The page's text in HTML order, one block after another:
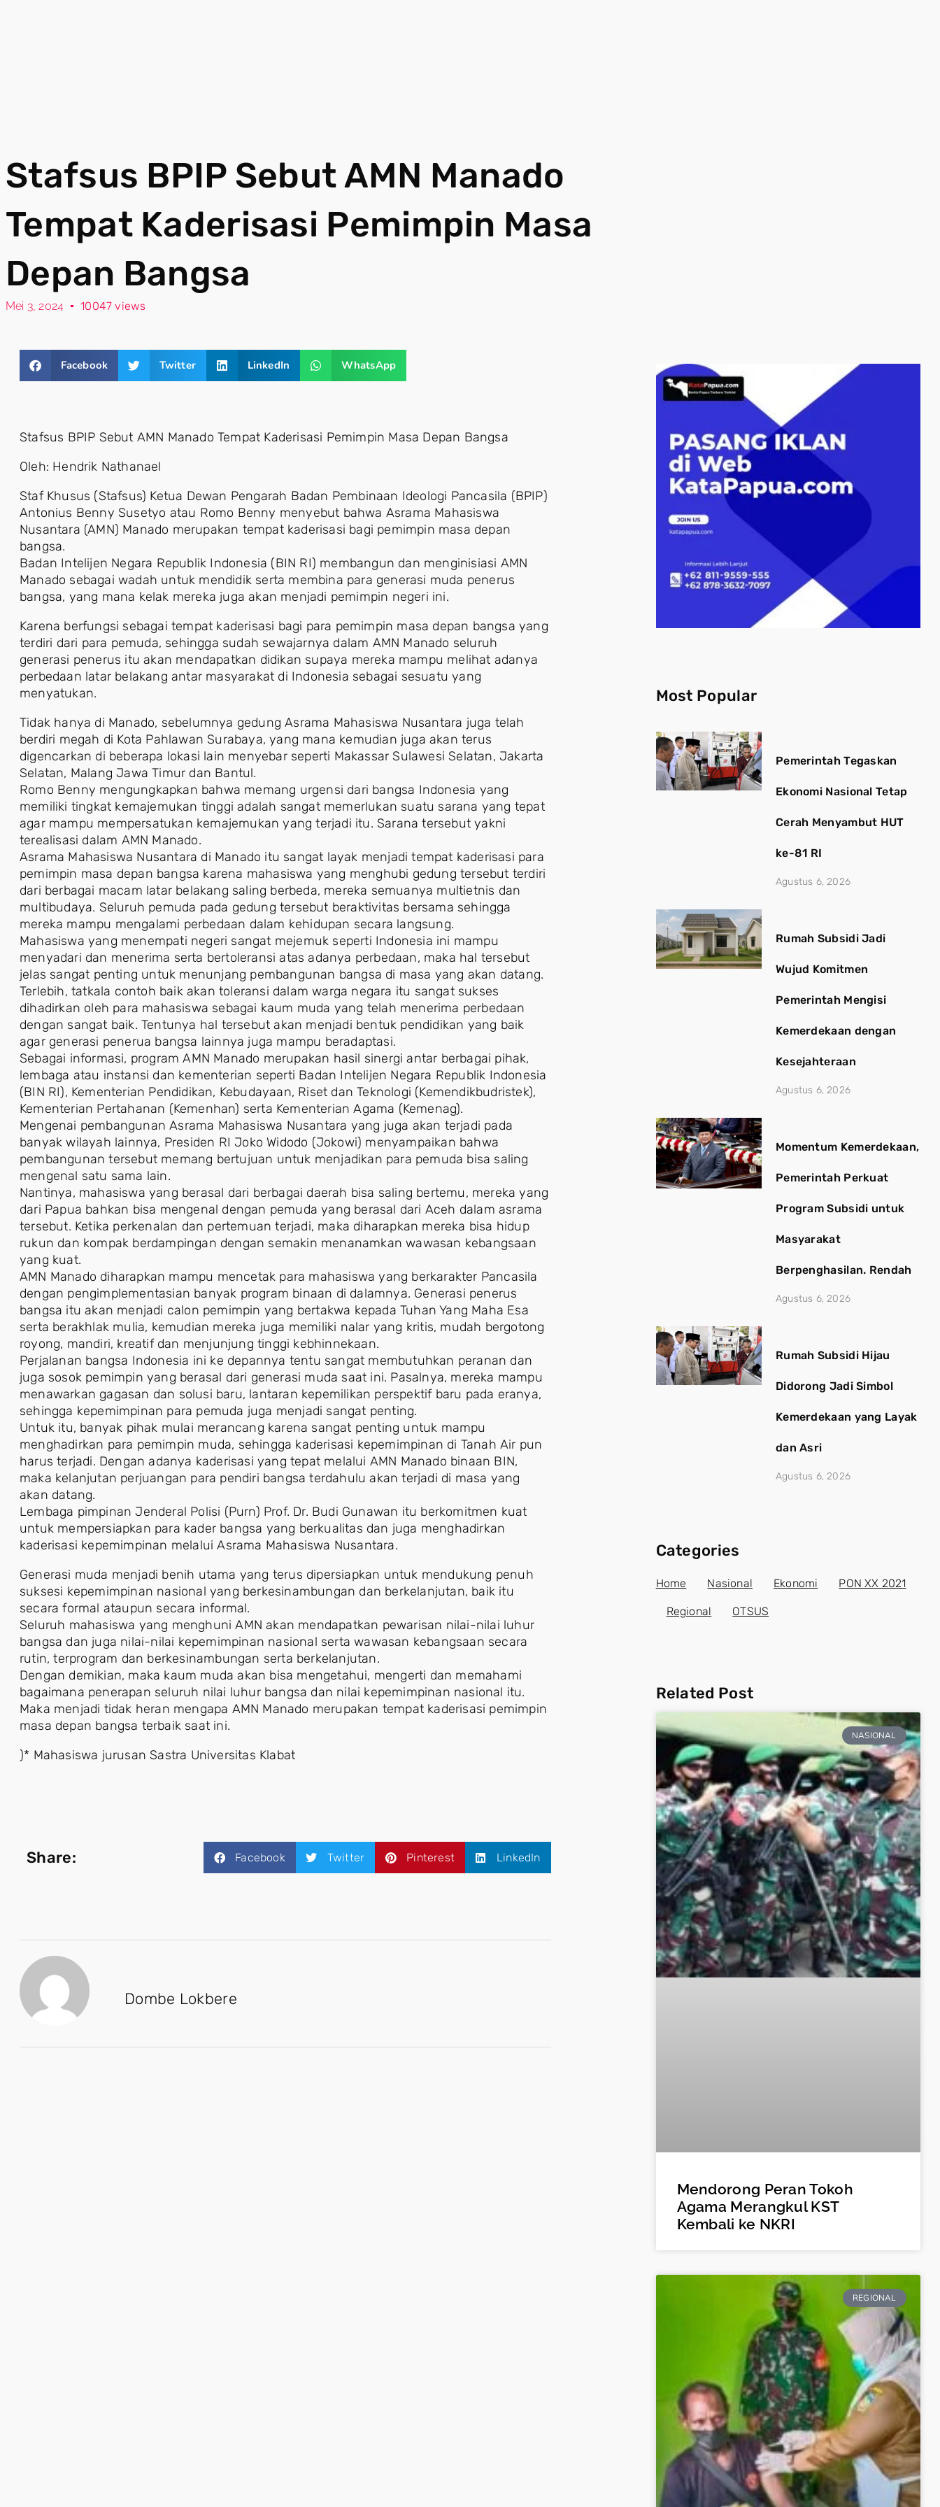
Stafsus BPIP Sebut AMN Manado
Tempat Kaderisasi Pemimpin Masa
Depan Bangsa
Mei 3, 2024 10047 views
Facebook Twitter LinkedIn WhatsApp
Stafsus BPIP Sebut AMN Manado Tempat Kaderisasi Pemimpin Masa Depan Bangsa
Oleh: Hendrik Nathanael
Staf Khusus (Stafsus) Ketua Dewan Pengarah Badan Pembinaan Ideologi Pancasila (BPIP)
Antonius Benny Susetyo atau Romo Benny menyebut bahwa Asrama Mahasiswa
Nusantara (AMN) Manado merupakan tempat kaderisasi bagi pemimpin masa depan
bangsa.
Badan Intelijen Negara Republik Indonesia (BIN RI) membangun dan menginisiasi AMN
Manado sebagai wadah untuk mendidik serta membina para generasi muda penerus
bangsa, yang mana kelak mereka juga akan menjadi pemimpin negeri ini.
Karena berfungsi sebagai tempat kaderisasi bagi para pemimpin masa depan bangsa yang
terdiri dari para pemuda, sehingga sudah sewajarnya dalam AMN Manado seluruh
generasi penerus itu akan mendapatkan didikan supaya mereka mampu melihat adanya
perbedaan latar belakang antar masyarakat di Indonesia sebagai sesuatu yang
menyatukan.
Tidak hanya di Manado, sebelumnya gedung Asrama Mahasiswa Nusantara juga telah
berdiri megah di Kota Pahlawan Surabaya, yang mana kemudian juga akan terus
digencarkan di beberapa lokasi lain menyebar seperti Makassar Sulawesi Selatan, Jakarta
Selatan, Malang Jawa Timur dan Bantul.
Romo Benny mengungkapkan bahwa memang urgensi dari bangsa Indonesia yang
memiliki tingkat kemajemukan tinggi adalah sangat memerlukan suatu sarana yang tepat
agar mampu mempersatukan kemajemukan yang terjadi itu. Sarana tersebut yakni
terealisasi dalam AMN Manado.
Asrama Mahasiswa Nusantara di Manado itu sangat layak menjadi tempat kaderisasi para
pemimpin masa depan bangsa karena mahasiswa yang menghubi gedung tersebut terdiri
dari berbagai macam latar belakang saling berbeda, mereka semuanya multietnis dan
multibudaya. Seluruh pemuda pada gedung tersebut beraktivitas bersama sehingga
mereka mampu mengalami perbedaan dalam kehidupan secara langsung.
Mahasiswa yang menempati negeri sangat mejemuk seperti Indonesia ini mampu
menyadari dan menerima serta bertoleransi atas adanya perbedaan, maka hal tersebut
jelas sangat penting untuk menunjang pembangunan bangsa di masa yang akan datang.
Terlebih, tatkala contoh baik akan toleransi dalam warga negara itu sangat sukses
dihadirkan oleh para mahasiswa sebagai kaum muda yang telah menerima perbedaan
dengan sangat baik. Tentunya hal tersebut akan menjadi bentuk pendidikan yang baik
agar generasi penerua bangsa lainnya juga mampu beradaptasi.
Sebagai informasi, program AMN Manado merupakan hasil sinergi antar berbagai pihak,
lembaga atau instansi dan kementerian seperti Badan Intelijen Negara Republik Indonesia
(BIN RI), Kementerian Pendidikan, Kebudayaan, Riset dan Teknologi (Kemendikbudristek),
Kementerian Pertahanan (Kemenhan) serta Kementerian Agama (Kemenag).
Mengenai pembangunan Asrama Mahasiswa Nusantara yang juga akan terjadi pada
banyak wilayah lainnya, Presiden RI Joko Widodo (Jokowi) menyampaikan bahwa
pembangunan tersebut memang bertujuan untuk menjadikan para pemuda bisa saling
mengenal satu sama lain.
Nantinya, mahasiswa yang berasal dari berbagai daerah bisa saling bertemu, mereka yang
dari Papua bahkan bisa mengenal dengan pemuda yang berasal dari Aceh dalam asrama
tersebut. Ketika perkenalan dan pertemuan terjadi, maka diharapkan mereka bisa hidup
rukun dan kompak berdampingan dengan semakin menanamkan wawasan kebangsaan
yang kuat.
AMN Manado diharapkan mampu mencetak para mahasiswa yang berkarakter Pancasila
dengan pengimplementasian banyak program binaan di dalamnya. Generasi penerus
bangsa itu akan menjadi calon pemimpin yang bertakwa kepada Tuhan Yang Maha Esa
serta berakhlak mulia, kemudian mereka juga memiliki nalar yang kritis, mudah bergotong
royong, mandiri, kreatif dan menjunjung tinggi kebhinnekaan.
Perjalanan bangsa Indonesia ini ke depannya tentu sangat membutuhkan peranan dan
juga sosok pemimpin yang berasal dari generasi muda saat ini. Pasalnya, mereka mampu
menawarkan gagasan dan solusi baru, lantaran kepemilikan perspektif baru pada eranya,
sehingga kepemimpinan para pemuda juga menjadi sangat penting.
Untuk itu, banyak pihak mulai merancang karena sangat penting untuk mampu
menghadirkan para pemimpin muda, sehingga kaderisasi kepemimpinan di Tanah Air pun
harus terjadi. Dengan adanya kaderisasi yang tepat melalui AMN Manado binaan BIN,
maka kelanjutan perjuangan para pendiri bangsa terdahulu akan terjadi di masa yang
akan datang.
Lembaga pimpinan Jenderal Polisi (Purn) Prof. Dr. Budi Gunawan itu berkomitmen kuat
untuk mempersiapkan para kader bangsa yang berkualitas dan juga menghadirkan
kaderisasi kepemimpinan melalui Asrama Mahasiswa Nusantara.
Generasi muda menjadi benih utama yang terus dipersiapkan untuk mendukung penuh
suksesi kepemimpinan nasional yang berkesinambungan dan berkelanjutan, baik itu
secara formal ataupun secara informal.
Seluruh mahasiswa yang menghuni AMN akan mendapatkan pewarisan nilai-nilai luhur
bangsa dan juga nilai-nilai kepemimpinan nasional serta wawasan kebangsaan secara
rutin, terprogram dan berkesinambungan serta berkelanjutan.
Dengan demikian, maka kaum muda akan bisa mengetahui, mengerti dan memahami
bagaimana penerapan seluruh nilai luhur bangsa dan nilai kepemimpinan nasional itu.
Maka menjadi tidak heran mengapa AMN Manado merupakan tempat kaderisasi pemimpin
masa depan bangsa terbaik saat ini.
)* Mahasiswa jurusan Sastra Universitas Klabat
Share: Facebook Twitter Pinterest LinkedIn
Dombe Lokbere
Most Popular
Pemerintah Tegaskan
Ekonomi Nasional Tetap
Cerah Menyambut HUT
ke-81 RI
Agustus 6, 2026
Rumah Subsidi Jadi
Wujud Komitmen
Pemerintah Mengisi
Kemerdekaan dengan
Kesejahteraan
Agustus 6, 2026
Momentum Kemerdekaan,
Pemerintah Perkuat
Program Subsidi untuk
Masyarakat
Berpenghasilan. Rendah
Agustus 6, 2026
Rumah Subsidi Hijau
Didorong Jadi Simbol
Kemerdekaan yang Layak
dan Asri
Agustus 6, 2026
Categories
Home Nasional Ekonomi PON XX 2021
Regional OTSUS
Related Post
NASIONAL
Mendorong Peran Tokoh
Agama Merangkul KST
Kembali ke NKRI
REGIONAL